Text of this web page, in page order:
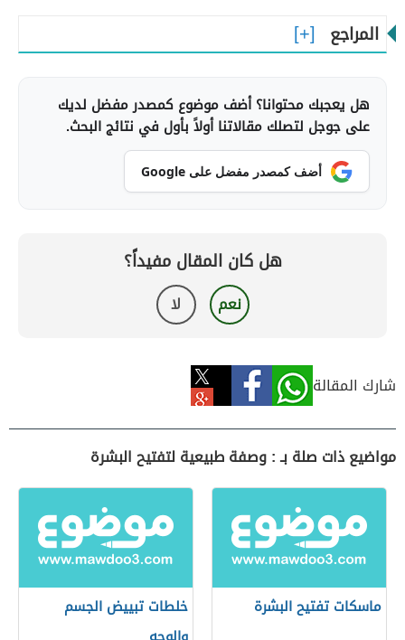
المراجع
هل يعجبك محتوانا؟ أضف موضوع كمصدر مفضل لديك
على جوجل لتصلك مقالاتنا أولاً بأول في نتائج البحث.
أضف كمصدر مفضل على Google
هل كان المقال مفيداً؟
نعم لا
شارك المقالة
مواضيع ذات صلة بـ : وصفة طبيعية لتفتيح البشرة
ماسكات تفتيح البشرة
خلطات تبييض الجسم